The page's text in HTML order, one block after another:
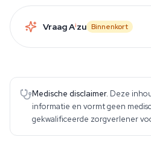
Vraag Aizu Binnenkort
Medische disclaimer. Deze
informatie en vormt geen
gekwalificeerde zorgverlener